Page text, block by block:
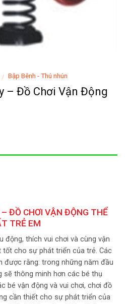
/ Bập Bênh - Thú nhún
– Đồ Chơi Vận Động
– ĐỒ CHƠI VẬN ĐỘNG THỂ
TRẺ EM
động, thích vui chơi và cùng vận
tốt cho sự phát triển của trẻ. Các
được rằng: trong những năm đầu
sẽ thông minh hơn các bé thụ
bé vận động và vui chơi, chơi đồ
cần thiết cho sự phát triển của